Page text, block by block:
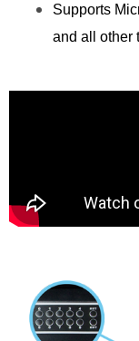
Supports
and all other